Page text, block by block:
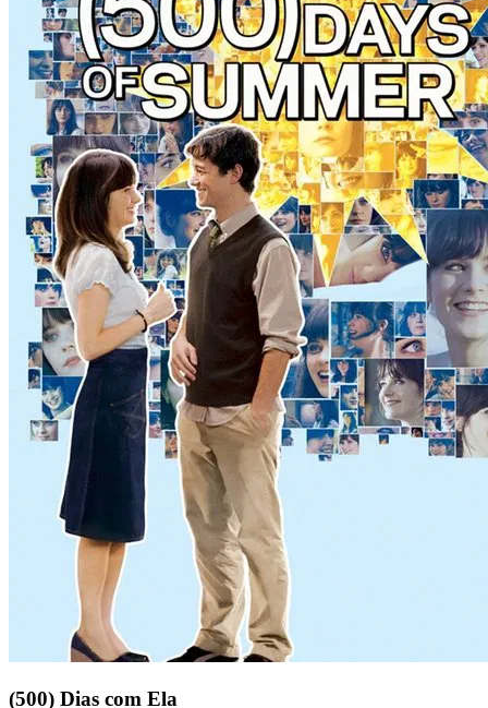
(500) Dias com Ela